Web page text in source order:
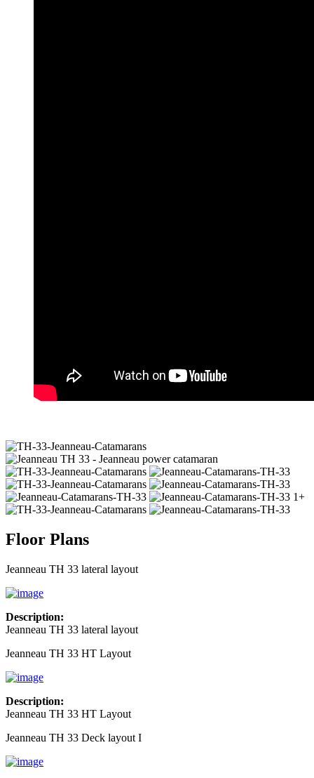
1+
Floor Plans
Jeanneau TH 33 lateral layout
Description:
Jeanneau TH 33 lateral layout
Jeanneau TH 33 HT Layout
Description:
Jeanneau TH 33 HT Layout
Jeanneau TH 33 Deck layout I